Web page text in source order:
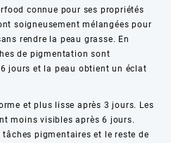
connue pour ses propriétés
soigneusement mélangées pour
rendre la peau grasse. En
de pigmentation sont
jours et la peau obtient un éclat
et plus lisse après 3 jours. Les
moins visibles après 6 jours.
pigmentaires et le reste de